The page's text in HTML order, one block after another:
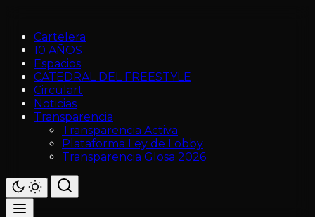
Cartelera
10 AÑOS
Espacios
CATEDRAL DEL FREESTYLE
Circulart
Noticias
Transparencia
Transparencia Activa
Plataforma Ley de Lobby
Transparencia Glosa 2026